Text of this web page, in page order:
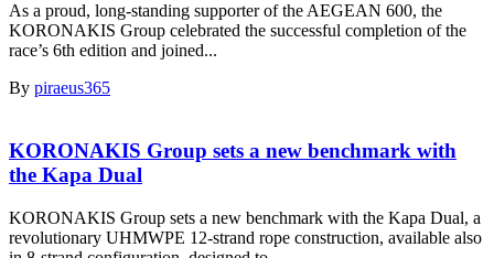
As a proud, long-standing supporter of the AEGEAN 600, the
KORONAKIS Group celebrated the successful completion of the
race’s 6th edition and joined...
By piraeus365
KORONAKIS Group sets a new benchmark with
the Kapa Dual
KORONAKIS Group sets a new benchmark with the Kapa Dual, a
revolutionary UHMWPE 12-strand rope construction, available also